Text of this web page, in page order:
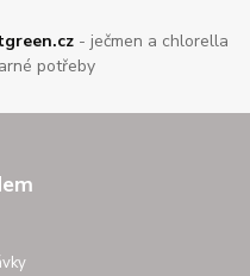
- ječmen a chlorella
potřeby